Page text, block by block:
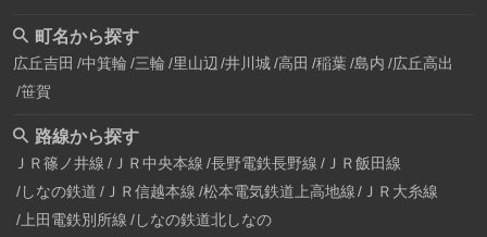
町名から探す
広丘吉田 中箕輪 三輪 里山辺 井川城 高田 稲葉 島内 広丘高出
笹賀
路線から探す
ＪＲ篠ノ井線 ＪＲ中央本線 長野電鉄長野線 ＪＲ飯田線
しなの鉄道 ＪＲ信越本線 松本電気鉄道上高地線
ＪＲ大糸線
上田電鉄別所線 しなの鉄道北しなの